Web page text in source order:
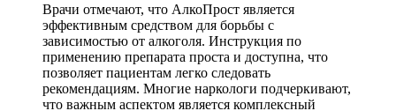
Врачи отмечают, что АлкоПрост является
эффективным средством для борьбы с
зависимостью от алкоголя. Инструкция по
применению препарата проста и доступна, что
позволяет пациентам легко следовать
рекомендациям. Многие наркологи подчеркивают,
что важным аспектом является комплексный